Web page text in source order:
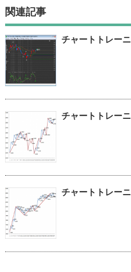
関連記事
チャートトレー
チャートトレー
チャートトレー